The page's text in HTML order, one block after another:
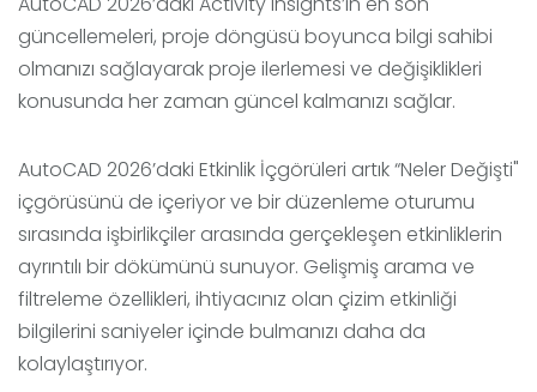
güncellemeleri, proje döngüsü boyunca bilgi sahibi
olmanızı sağlayarak proje ilerlemesi ve değişiklikleri
konusunda her zaman güncel kalmanızı sağlar.
AutoCAD 2026’daki Etkinlik İçgörüleri artık “Neler Değişti"
içgörüsünü de içeriyor ve bir düzenleme oturumu
sırasında işbirlikçiler arasında gerçekleşen etkinliklerin
ayrıntılı bir dökümünü sunuyor. Gelişmiş arama ve
filtreleme özellikleri, ihtiyacınız olan çizim etkinliği
bilgilerini saniyeler içinde bulmanızı daha da
kolaylaştırıyor.